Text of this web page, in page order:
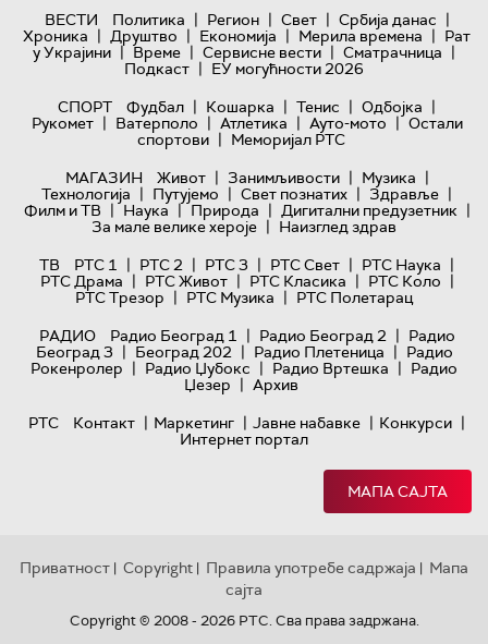
ВЕСТИ Политика | Регион | Свет | Србија данас |
Хроника | Друштво | Економија | Мерила времена | Рат
у Украјини | Време | Сервисне вести | Сматрачница |
Подкаст | ЕУ могућности 2026
СПОРТ
Фудбал | Кошарка | Тенис | Одбојка |
Рукомет | Ватерполо | Атлетика | Ауто-мото | Остали
спортови | Меморијал РТС
МАГАЗИН
Живот | Занимљивости | Музика |
Технологијa | Путујемо | Свет познатих | Здравље |
Филм и ТВ | Наука | Природа | Дигитални предузетник |
За мале велике хероје | Наизглед здрав
ТВ
РТС 1 | РТС 2 | РТС 3 | РТС Свет | РТС Наука |
РТС Драма | РТС Живот | РТС Класика | РТС Коло |
РТС Трезор | РТС Музика | РТС Полетарац
РАДИО
Радио Београд 1 | Радио Београд 2 | Радио
Београд 3 | Београд 202 | Радио Плетеница | Радио
Рокенролер | Радио Џубокс | Радио Вртешка | Радио
Џезер | Архив
РТС
Контакт | Маркетинг | Јавне набавке | Конкурси |
Интернет портал
МАПА САЈТА
Приватност | Copyright | Правила употребе садржаја | Мапа
сајта
Copyright © 2008 - 2026 РТС. Сва права задржана.